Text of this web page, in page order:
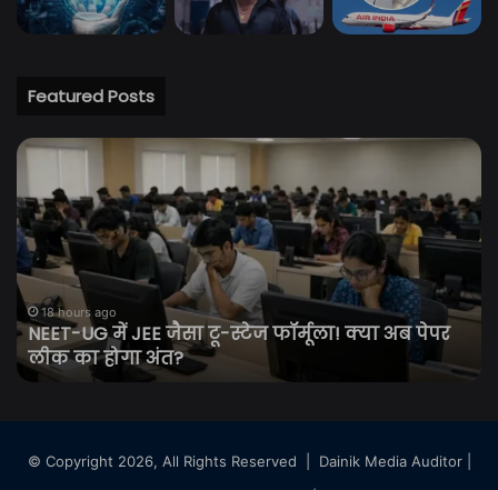
Featured Posts
NEET-
में
JEE
जैसा
टू-
स्टेज
फॉर्मूला!
क्या
अब
पेपर
होगा
18 hours ago
NEET-UG में JEE जैसा टू-स्टेज फॉर्मूला! क्या अब पेपर
लीक का होगा अंत?
में
© Copyright 2026, All Rights Reserved | Dainik Media Auditor|